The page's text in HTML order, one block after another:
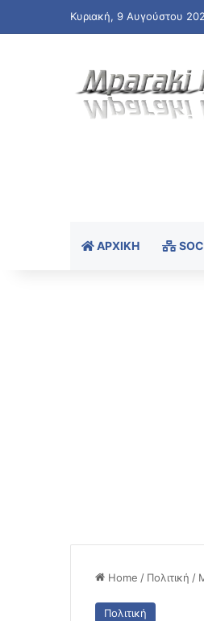
Κυριακή, 9 Αυγούστου
ΑΡΧΙΚΉ
Home / Πολιτική /
Πολιτική